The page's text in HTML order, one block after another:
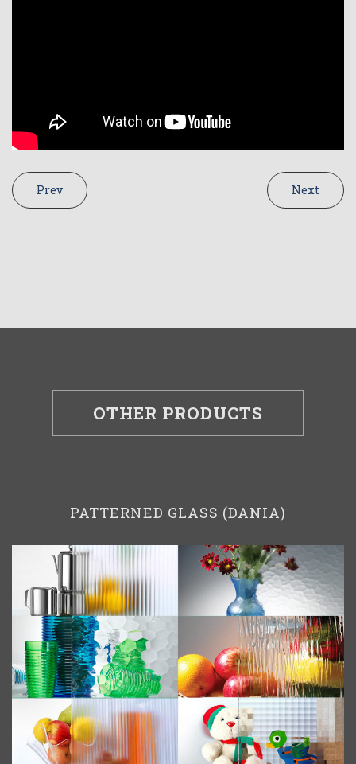
Prev Next
OTHER PRODUCTS
PATTERNED GLASS (DANIA)